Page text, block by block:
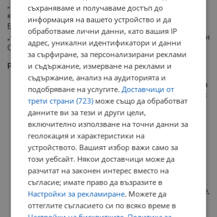
„Строител“ ООД, “Атанасов и Ко” ООД, Ротари
клуб Русе, “Трифонов и синове“ ООД, ”Party Group
Entertainment, „Софтуерна компания“ ЕООД, фондация
„Фабрика за успешно бъдеще“, НУИ „Професор Веселин
Стоянов“.
РЕСОР „ХУМАНИТАРНИ ДЕЙНОСТИ“:
сключен бе договор за възлагане на социалната
услуга „Защитено жилище за пълнолетни лица с
умствени увреждания“;
проведено бе първото годишно съвещание с
директорите на детски градини;
организирана и проведена бе работна среща с
директори на детски ясли за обсъждане на
констатирани пропуски в работата им и бе
обсъдено създаването на клуб „Добрият
родител“;
организирана и проведена бе среща с педагозите,
работещи в детски ясли и яслени групи в детски
градини, на която бяха обсъдени промените в
съхраняваме и получаваме достъп до
информация на вашето устройство и да
обработваме лични данни, като вашия IP
адрес, уникални идентификатори и данни
за сърфиране, за персонализирани реклами
и съдържание, измерване на реклами и
съдържание, анализ на аудиторията и
подобряване на услугите.Доставчици от
трети страни (723)може също да обработват
данните ви за тези и други цели,
включително използване на точни данни за
геолокация и характеристики на
устройството. Вашият избор важи само за
този уебсайт. Някои доставчици може да
разчитат на законен интерес вместо на
съгласие; имате право да възразите в
Настройки за рекламиране. Можете да
оттеглите съгласието си по всяко време в